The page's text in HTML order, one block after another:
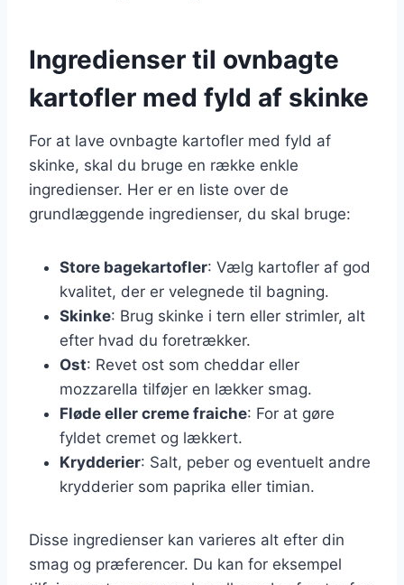
Ingredienser til ovnbagte
kartofler med fyld af skinke
For at lave ovnbagte kartofler med fyld af
skinke, skal du bruge en række enkle
ingredienser. Her er en liste over de
grundlæggende ingredienser, du skal bruge:
Store bagekartofler: Vælg kartofler af god
kvalitet, der er velegnede til bagning.
Skinke: Brug skinke i tern eller strimler, alt
efter hvad du foretrækker.
Ost: Revet ost som cheddar eller
mozzarella tilføjer en lækker smag.
Fløde eller creme fraiche: For at gøre
fyldet cremet og lækkert.
Krydderier: Salt, peber og eventuelt andre
krydderier som paprika eller timian.
Disse ingredienser kan varieres alt efter din
smag og præferencer. Du kan for eksempel